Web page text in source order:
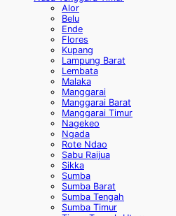
Alor
Belu
Ende
Flores
Kupang
Lampung Barat
Lembata
Malaka
Manggarai
Manggarai Barat
Manggarai Timur
Nagekeo
Ngada
Rote Ndao
Sabu Raijua
Sikka
Sumba
Sumba Barat
Sumba Tengah
Sumba Timur